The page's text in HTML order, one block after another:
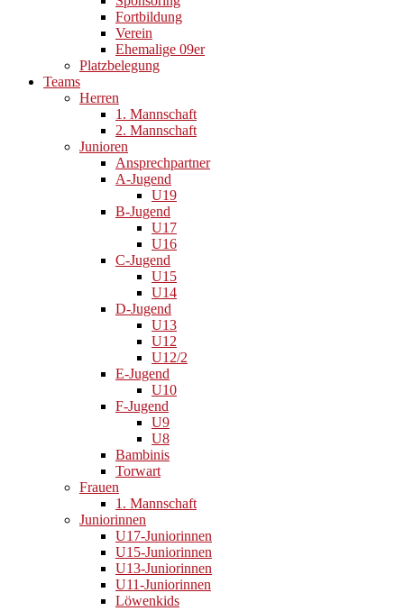
Fortbildung
Verein
Ehemalige 09er
Platzbelegung
Teams
Herren
1. Mannschaft
2. Mannschaft
Junioren
Ansprechpartner
A-Jugend
U19
B-Jugend
U17
U16
C-Jugend
U15
U14
D-Jugend
U13
U12
U12/2
E-Jugend
U10
F-Jugend
U9
U8
Bambinis
Torwart
Frauen
1. Mannschaft
Juniorinnen
U17-Juniorinnen
U15-Juniorinnen
U13-Juniorinnen
U11-Juniorinnen
Löwenkids